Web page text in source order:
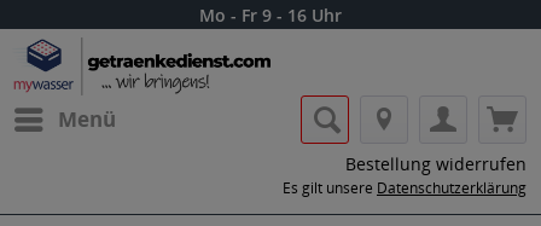
Mo - Fr 9 - 16 Uhr
Menü
Bestellung widerrufen
Es gilt unsere Datenschutzerklärung